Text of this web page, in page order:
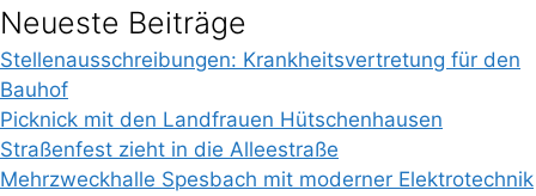
Neueste Beiträge
Stellenausschreibungen: Krankheitsvertretung für den
Bauhof
Picknick mit den Landfrauen Hütschenhausen
Straßenfest zieht in die Alleestraße
Mehrzweckhalle Spesbach mit moderner Elektrotechnik